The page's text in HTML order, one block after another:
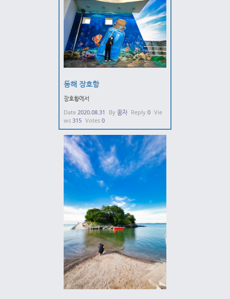
동해 장호항
장호황에서
Date 2020.08.31 By 꿈자 Reply 0 Vie
ws 315 Votes 0